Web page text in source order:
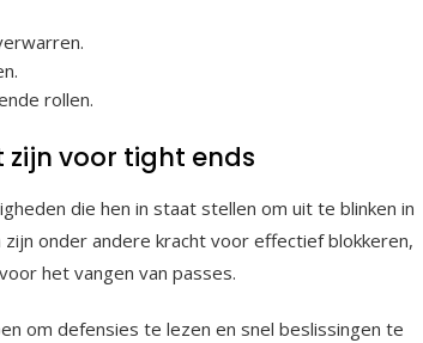
rollen.
voor tight ends
die hen in staat stellen om uit te blinken in
onder andere kracht voor effectief blokkeren,
het vangen van passes.
om defensies te lezen en snel beslissingen te